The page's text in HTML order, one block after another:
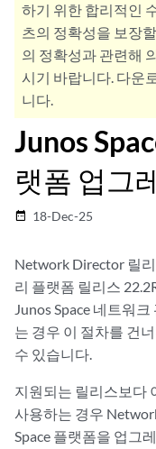
하기 위한 합리적인
츠의 정확성을 보장
의 정확성과 관련해
시기 바랍니다. 다운
니다.
Junos
랫폼 업그
date_range 18-Dec-25
Network Director 릴리
리 플랫폼 릴리스
Junos Space 네트워
는 경우 이 절차를 건
수 있습니다.
지원되는 릴리스보다
사용하는 경우
Space 플랫폼을 업그